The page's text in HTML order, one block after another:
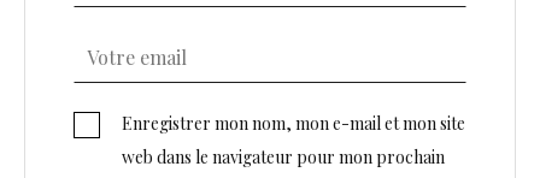
Enregistrer mon nom, mon e-mail et mon site
web dans le navigateur pour mon prochain